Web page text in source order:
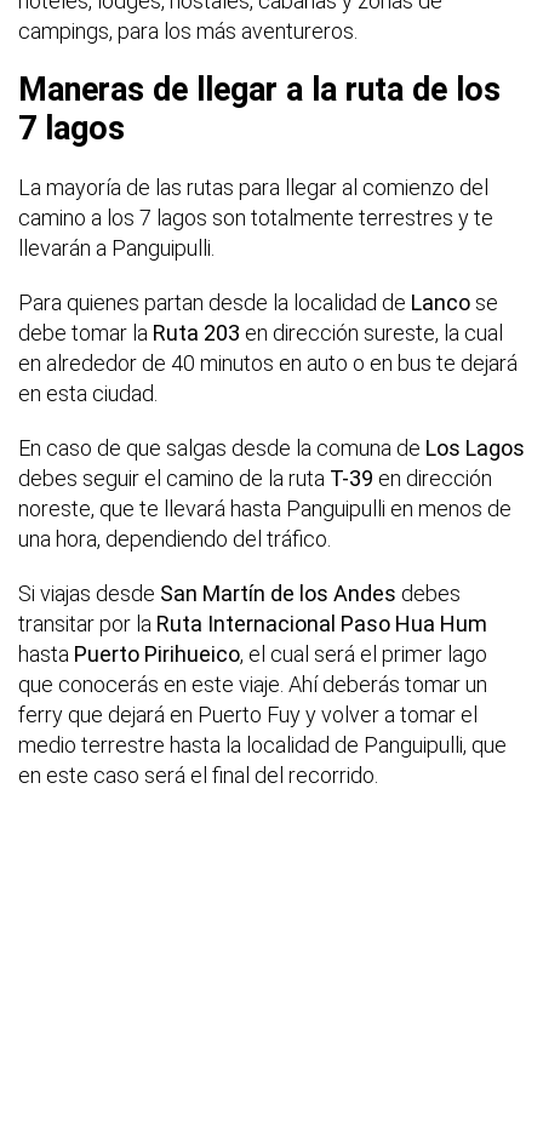
campings, para los más aventureros.
Maneras de llegar a la ruta de los
7 lagos
La mayoría de las rutas para llegar al comienzo del
camino a los 7 lagos son totalmente terrestres y te
llevarán a Panguipulli.
Para quienes partan desde la localidad de Lanco se
debe tomar la Ruta 203 en dirección sureste, la cual
en alrededor de 40 minutos en auto o en bus te dejará
en esta ciudad.
En caso de que salgas desde la comuna de Los Lagos
debes seguir el camino de la ruta T-39 en dirección
noreste, que te llevará hasta Panguipulli en menos de
una hora, dependiendo del tráfico.
Si viajas desde San Martín de los Andes debes
transitar por la Ruta Internacional Paso Hua Hum
hasta Puerto Pirihueico, el cual será el primer lago
que conocerás en este viaje. Ahí deberás tomar un
ferry que dejará en Puerto Fuy y volver a tomar el
medio terrestre hasta la localidad de Panguipulli, que
en este caso será el final del recorrido.